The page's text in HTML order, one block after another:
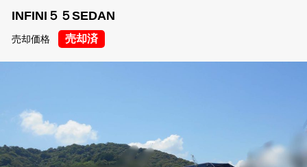
INFINI５５SEDAN
売却価格 売却済